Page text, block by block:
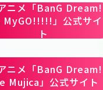
ニメ「BanG Dream!
」公式サイ
ト
ニメ「BanG Dream!
Mujica」公式サイト